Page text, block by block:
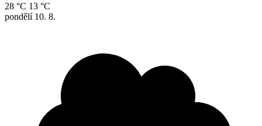
28 °C 13 °C
pondělí 10. 8.